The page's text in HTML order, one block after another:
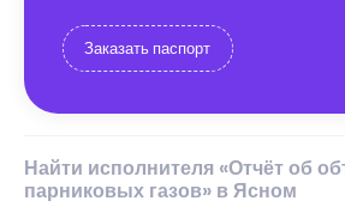
Заказать паспорт
Найти исполнителя «Отчёт об
парниковых газов» в Ясном